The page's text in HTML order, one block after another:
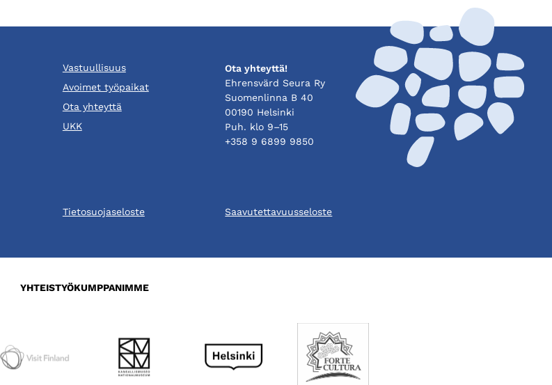
Vastuullisuus
Avoimet työpaikat
Ota yhteyttä
UKK
Ota yhteyttä!
Ehrensvärd Seura Ry
Suomenlinna B 40
00190 Helsinki
Puh. klo 9–15
+358 9 6899 9850
Tietosuojaseloste Saavutettavuusseloste
YHTEISTYÖKUMPPANIMME
välilehteen
uuteen
välilehteen
välilehteen